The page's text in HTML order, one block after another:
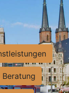
Beratung